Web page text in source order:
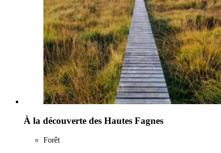
À la découverte des Hautes Fagnes
Forêt